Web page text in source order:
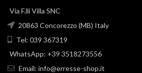
Via F.lli Villa SNC
20863 Concorezzo (MB) Italy
Tel: 039 367319
WhatsApp: +39 3518273556
Email: info@erresse-shop.it